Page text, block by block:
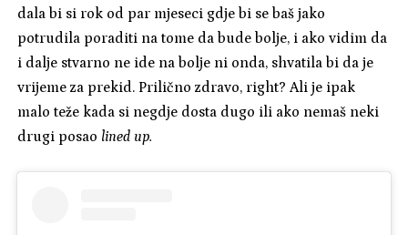
dala bi si rok od par mjeseci gdje bi se baš jako
potrudila poraditi na tome da bude bolje, i ako vidim da
i dalje stvarno ne ide na bolje ni onda, shvatila bi da je
vrijeme za prekid. Prilično zdravo, right? Ali je ipak
malo teže kada si negdje dosta dugo ili ako nemaš neki
drugi posao lined up.